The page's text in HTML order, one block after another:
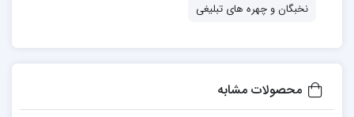
نخبگان و چهره های تبلیغی
محصولات مشابه